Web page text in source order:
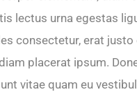
lectus urna egestas
consectetur, erat
placerat ipsum.
vitae quam eu